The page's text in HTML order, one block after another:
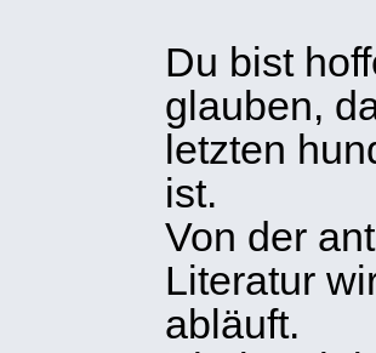
Du bist
glauben,
letzten
ist.
Von der
Literatur
abläuft.